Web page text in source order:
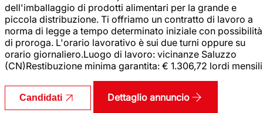
dell'imballaggio di prodotti alimentari per la grande e
piccola distribuzione. Ti offriamo un contratto di lavoro a
norma di legge a tempo determinato iniziale con possibilità
di proroga. L'orario lavorativo è sui due turni oppure su
orario giornaliero.Luogo di lavoro: vicinanze Saluzzo
(CN)Restibuzione minima garantita: € 1.306,72 lordi mensili
Candidati Dettaglio annuncio